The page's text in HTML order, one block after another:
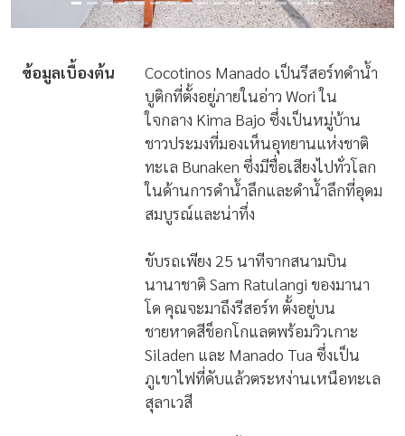
ข้อมูลเบื้องต้น
Cocotinos Manado เป็นรีสอร์ทดำน้ำ
บูติกที่ตั้งอยู่ภายในอ่าว Wori ใน
ใจกลาง Kima Bajo ซึ่งเป็นหมู่บ้าน
ชาวประมงที่มองเห็นอุทยานแห่งชาติ
ทะเล Bunaken ซึ่งมีชื่อเสียงไปทั่วโลก
ในด้านการดำน้ำลึกและดำน้ำลึกที่อุดม
สมบูรณ์และน่าทึ่ง
ขับรถเพียง 25 นาทีจากสนามบิน
นานาชาติ Sam Ratulangi ของมานา
โด คุณจะมาถึงรีสอร์ท ตั้งอยู่บน
ชายหาดสีช็อกโกแลตพร้อมวิวเกาะ
Siladen และ Manado Tua ซึ่งเป็น
ภูเขาไฟที่ดับแล้วตระหง่านเหนือทะเล
สุลาเวสี